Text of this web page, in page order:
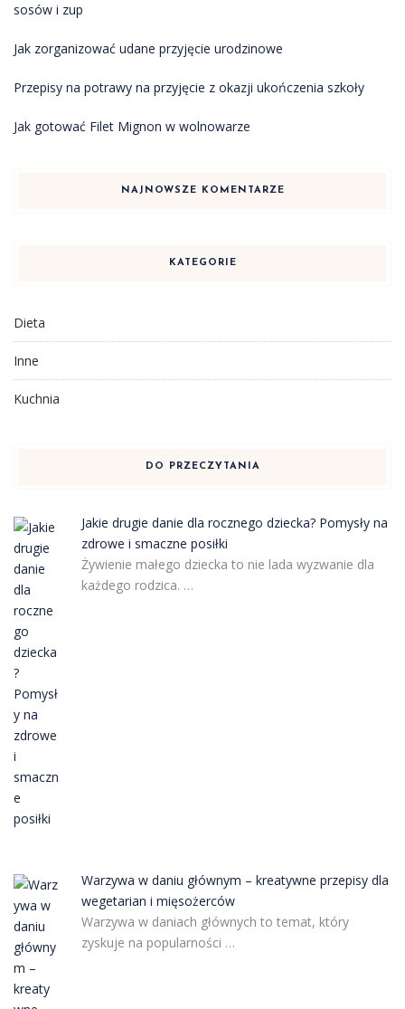
sosów i zup
Jak zorganizować udane przyjęcie urodzinowe
Przepisy na potrawy na przyjęcie z okazji ukończenia szkoły
Jak gotować Filet Mignon w wolnowarze
NAJNOWSZE KOMENTARZE
KATEGORIE
Dieta
Inne
Kuchnia
DO PRZECZYTANIA
Jakie drugie danie dla rocznego dziecka? Pomysły na
zdrowe i smaczne posiłki
Żywienie małego dziecka to nie lada wyzwanie dla
każdego rodzica. …
Warzywa w daniu głównym – kreatywne przepisy dla
wegetarian i mięsożerców
Warzywa w daniach głównych to temat, który
zyskuje na popularności …